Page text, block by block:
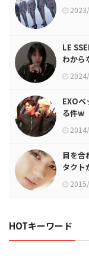
LE
わから
EXO
る件w
目を合
タクト
HOTキーワード